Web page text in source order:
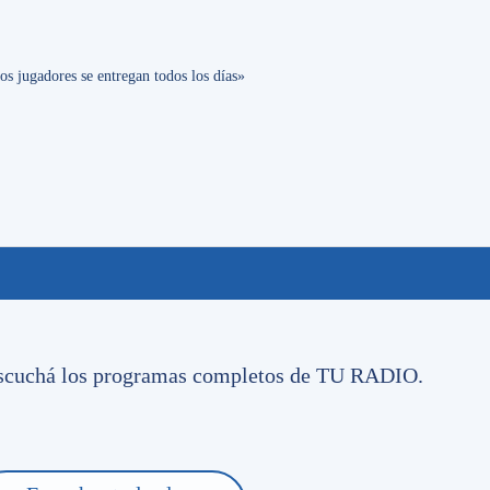
jugadores se entregan todos los días»
los programas completos de TU RADIO.